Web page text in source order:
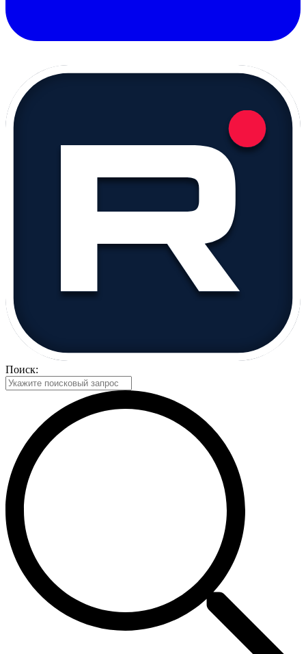
Поиск: